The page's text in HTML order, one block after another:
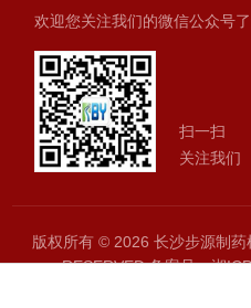
欢迎您关注我们的微信公众号
扫一扫
关注我们
版权所有 © 2026 长沙步源制
RESERVED备案号：湘